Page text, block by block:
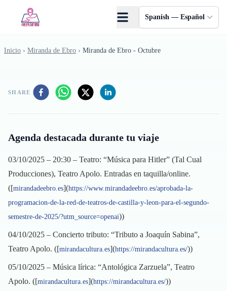
Spanish — Español
Inicio › Miranda de Ebro › Miranda de Ebro - Octubre
SHARE
Agenda destacada durante tu viaje
03/10/2025 – 20:30 – Teatro: “Música para Hitler” (Tal Cual
Producciones), Teatro Apolo. Entradas en taquilla/online.
([mirandadeebro.es](https://www.mirandadeebro.es/aprobada-la-
programacion-de-la-red-de-teatros-de-castilla-y-leon-para-el-segundo-
semestre-de-2025/?utm_source=openai))
04/10/2025 – Concierto tributo: “Tributo a Joaquín Sabina”,
Teatro Apolo. ([mirandacultura.es](https://mirandacultura.es/))
05/10/2025 – Música lírica: “Antológica Zarzuela”, Teatro
Apolo. ([mirandacultura.es](https://mirandacultura.es/))